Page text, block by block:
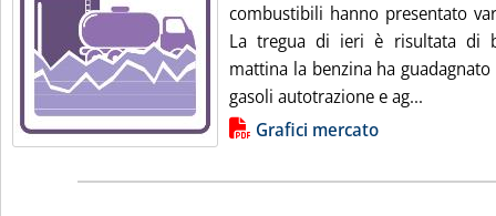
combustibili hanno presentato
La tregua di ieri è risultata di
mattina la benzina ha
gasoli autotrazione e ag...
Lista allegati PDF alla notiziaGrafici mercato